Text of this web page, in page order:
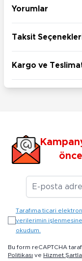
Yorumlar
Taksit
Kargo ve
Tarafıma ticari
verilerimin
okudum.
Bu form reCAPTCHA
Politikası ve Hizmet